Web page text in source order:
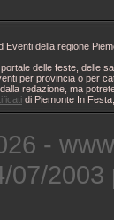
Eventi della regione
delle feste, delle
per provincia o per
redazione, ma
di Piemonte In
-
07/